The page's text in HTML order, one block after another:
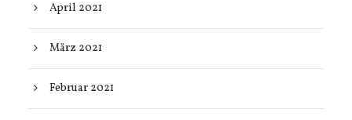
April 2021
März 2021
Februar 2021